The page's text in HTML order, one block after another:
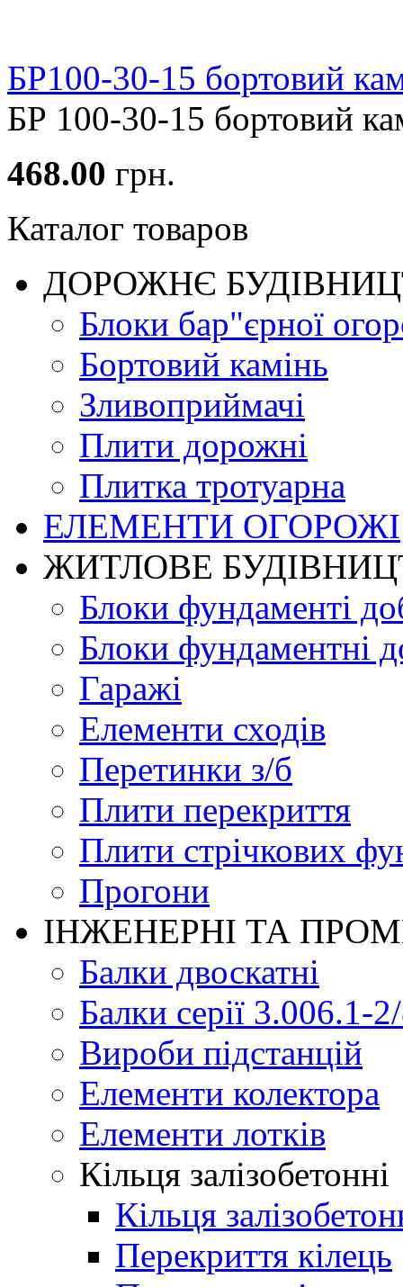
БР100-30-15 бортовий
БР 100-30-15 бортовий
468.00 грн.
Каталог товаров
ДОРОЖНЄ
Блоки бар"єрної
Бортовий камінь
Зливоприймачі
Плити дорожні
Плитка тротуарна
ЕЛЕМЕНТИ ОГОРОЖІ
ЖИТЛОВЕ
Блоки фундаменті
Блоки фундаментні
Гаражі
Елементи сходів
Перетинки з/б
Плити перекриття
Плити стрічкових
Прогони
ІНЖЕНЕРНІ ТА
Балки двоскатні
Балки серії 3.006.1-
Вироби підстанцій
Елементи колектора
Елементи лотків
Кільця залізобетонні
Кільця
Перекриття кілець